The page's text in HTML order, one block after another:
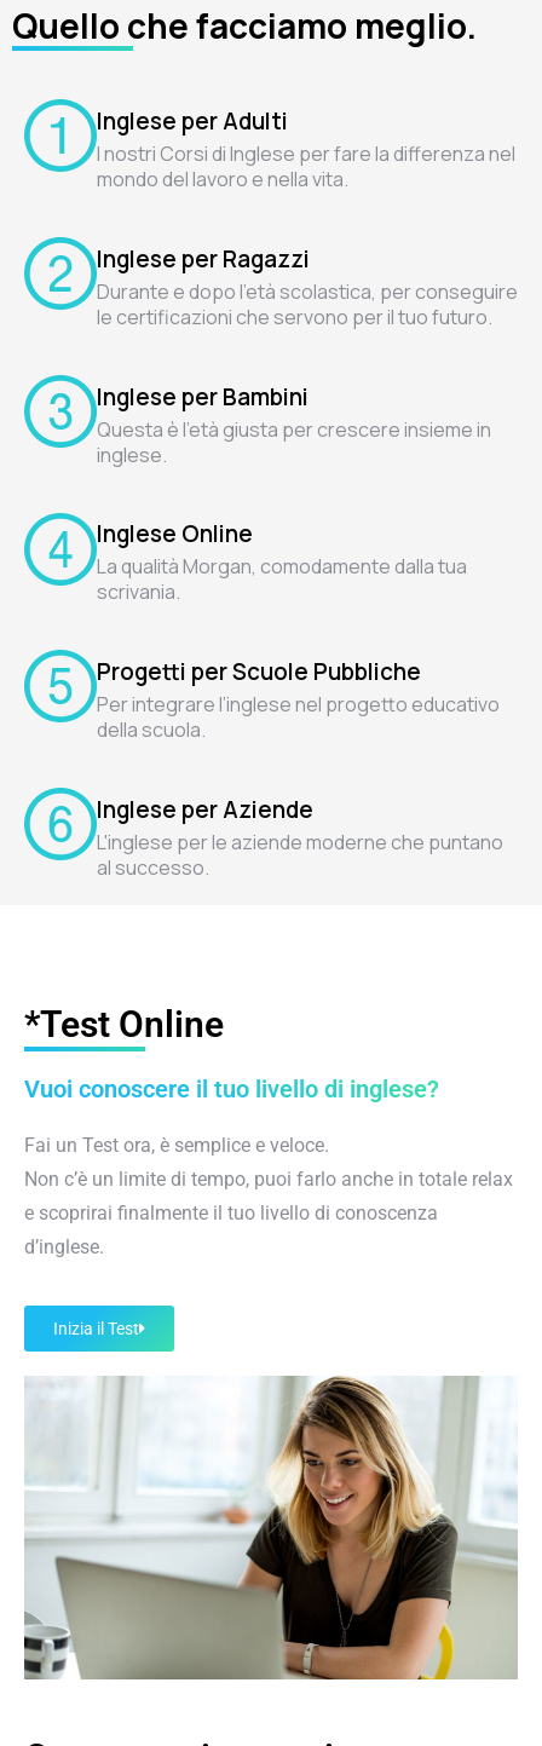
Quello che facciamo meglio.
Inglese per Adulti
I nostri Corsi di Inglese per fare la differenza nel
mondo del lavoro e nella vita.
Inglese per Ragazzi
Durante e dopo l'età scolastica, per conseguire
le certificazioni che servono per il tuo futuro.
Inglese per Bambini
Questa è l'età giusta per crescere insieme in
inglese.
Inglese Online
La qualità Morgan, comodamente dalla tua
scrivania.
Progetti per Scuole Pubbliche
Per integrare l’inglese nel progetto educativo
della scuola.
Inglese per Aziende
L'inglese per le aziende moderne che puntano
al successo.
*Test Online
Vuoi conoscere il tuo livello di inglese?
Fai un Test ora, è semplice e veloce.
Non c’è un limite di tempo, puoi farlo anche in totale relax
e scoprirai finalmente il tuo livello di conoscenza
d’inglese.
Inizia il Test